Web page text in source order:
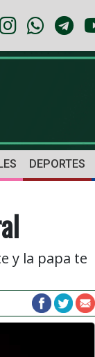
DEPORTES
y la papa te